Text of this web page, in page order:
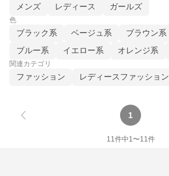
メンズ レディース ガールズ
色
ブラック系 ベージュ系 ブラウン系
ブルー系
イエロー系 オレンジ系
関連カテゴリ
ファッション レディースファッション
1
11件中1〜11件